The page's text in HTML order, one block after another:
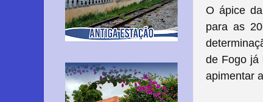
O ápice
para as
de Fogo já
apimentar